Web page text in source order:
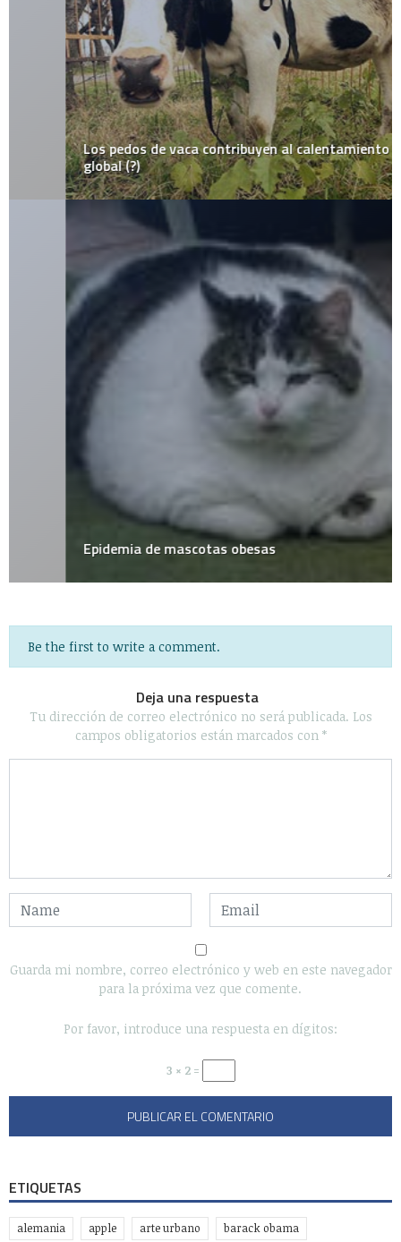
Los pedos de vaca contribuyen al calentamiento
global (?)
Epidemia de mascotas obesas
Be the first to write a comment.
Deja una respuesta
Tu dirección de correo electrónico no será publicada. Los
campos obligatorios están marcados con *
Guarda mi nombre, correo electrónico y web en este navegador
para la próxima vez que comente.
Por favor, introduce una respuesta en dígitos:
3 × 2 =
ETIQUETAS
alemania apple arte urbano barack obama